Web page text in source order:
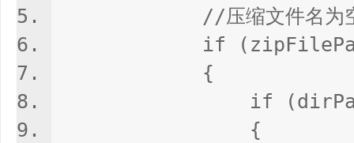
//压缩文件名为空时
if (zipFilePath
{
if
{